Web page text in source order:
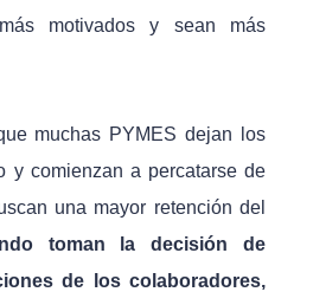
motivados y sean más
muchas PYMES dejan los
y comienzan a percatarse de
una mayor retención del
toman la decisión de
de los colaboradores,